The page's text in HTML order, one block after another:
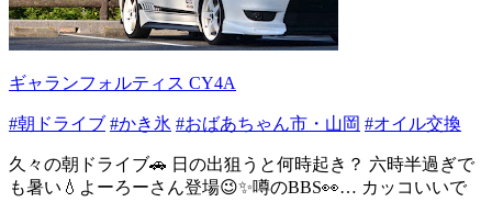
ギャランフォルティス CY4A
#朝ドライブ #かき氷 #おばあちゃん市・山岡 #オイル交換
久々の朝ドライブ🚗 日の出狙うと何時起き？ 六時半過ぎで
も暑い💧よーろーさん登場😉✨噂のBBS👀… カッコいいで